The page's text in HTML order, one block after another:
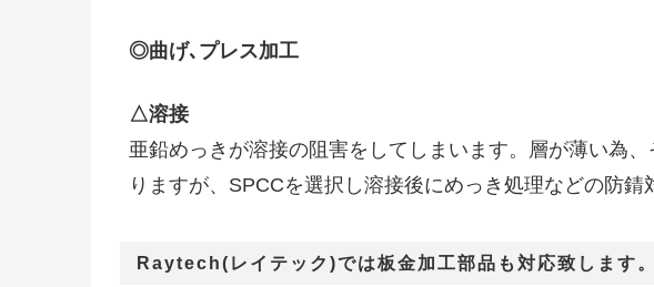
◎曲げ､プレス加工
△溶接
亜鉛めっきが溶接の阻害をしてしまいます。層が薄い為
りますが、SPCCを選択し溶接後にめっき処理などの防錆
Raytech(レイテック)では板金加工部品も対応致します。